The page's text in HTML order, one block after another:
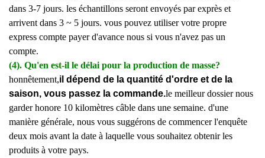
dans 3-7 jours. les échantillons seront envoyés par exprès et
arrivent dans 3 ~ 5 jours. vous pouvez utiliser votre propre
express compte payer d'avance nous si vous n'avez pas un
compte.
(4). Qu'en est-il le délai pour la production de masse?
honnêtement,il dépend de la quantité d'ordre et de la
saison, vous passez la commande.le meilleur dossier nous
garder honore 10 kilomètres câble dans une semaine. d'une
manière générale, nous vous suggérons de commencer l'enquête
deux mois avant la date à laquelle vous souhaitez obtenir les
produits à votre pays.